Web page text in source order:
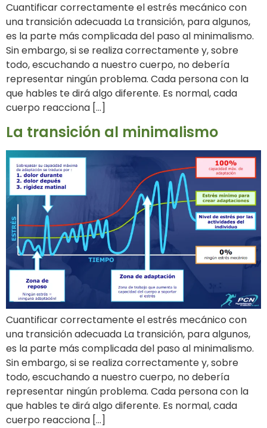
Cuantificar correctamente el estrés mecánico con
una transición adecuada La transición, para algunos,
es la parte más complicada del paso al minimalismo.
Sin embargo, si se realiza correctamente y, sobre
todo, escuchando a nuestro cuerpo, no debería
representar ningún problema. Cada persona con la
que hables te dirá algo diferente. Es normal, cada
cuerpo reacciona […]
La transición al minimalismo
Cuantificar correctamente el estrés mecánico con
una transición adecuada La transición, para algunos,
es la parte más complicada del paso al minimalismo.
Sin embargo, si se realiza correctamente y, sobre
todo, escuchando a nuestro cuerpo, no debería
representar ningún problema. Cada persona con la
que hables te dirá algo diferente. Es normal, cada
cuerpo reacciona […]